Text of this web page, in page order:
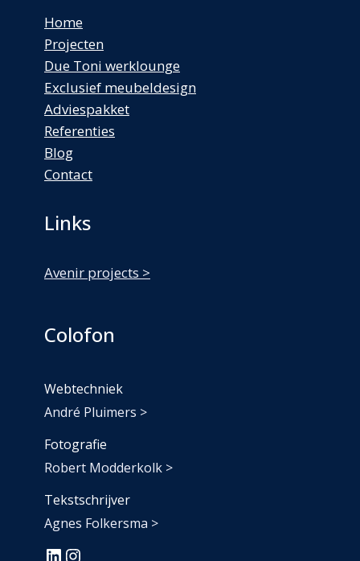
Home
Projecten
Due Toni werklounge
Exclusief meubeldesign
Adviespakket
Referenties
Blog
Contact
Links
Avenir projects >
Colofon
Webtechniek
André Pluimers >
Fotografie
Robert Modderkolk >
Tekstschrijver
Agnes Folkersma >
# #